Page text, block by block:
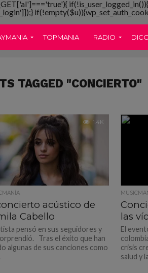
TOPMANIA RADIO
TAGGED "CONCIERTO"
1.4K
acústico de
Cabello
pensó en sus seguidores y
Tras el éxito que han
algunas de sus canciones como
las
El
crisis
salud y